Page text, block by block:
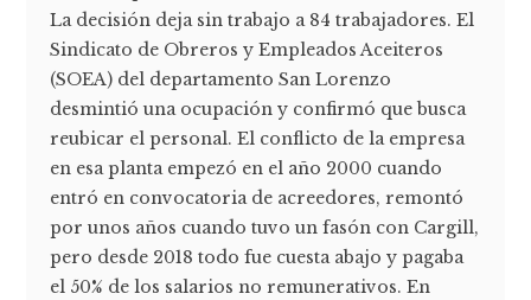
La decisión deja sin trabajo a 84 trabajadores. El
Sindicato de Obreros y Empleados Aceiteros
(SOEA) del departamento San Lorenzo
desmintió una ocupación y confirmó que busca
reubicar el personal. El conflicto de la empresa
en esa planta empezó en el año 2000 cuando
entró en convocatoria de acreedores, remontó
por unos años cuando tuvo un fasón con Cargill,
pero desde 2018 todo fue cuesta abajo y pagaba
el 50% de los salarios no remunerativos. En